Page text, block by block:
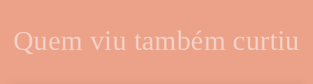
Quem viu também curtiu